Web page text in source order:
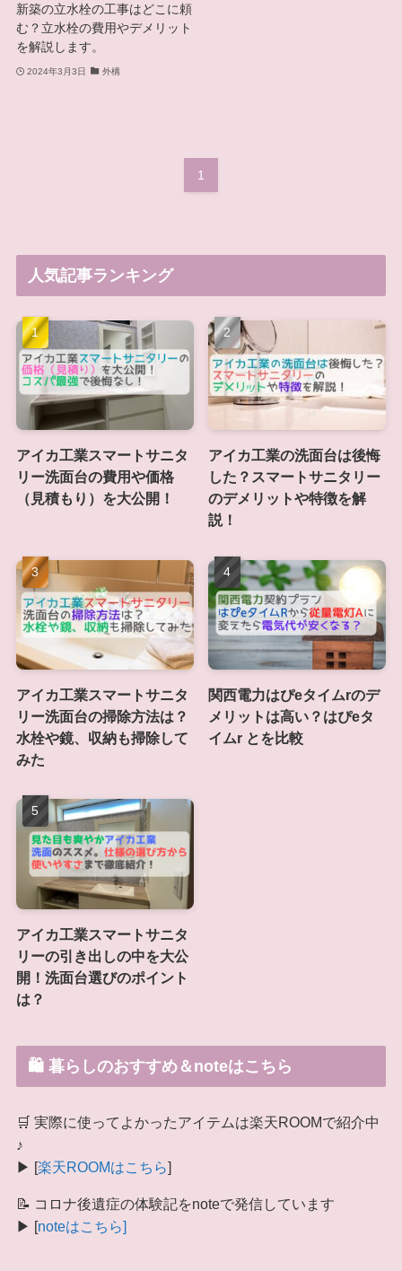
新築の立水栓の工事はどこに頼
む？立水栓の費用やデメリット
を解説します。
2024年3月3日 外構
1
人気記事ランキング
アイカ工業スマートサニタ
リー洗面台の費用や価格
（見積もり）を大公開！
アイカ工業の洗面台は後悔
した？スマートサニタリー
のデメリットや特徴を解
説！
アイカ工業スマートサニタ
リー洗面台の掃除方法は？
水栓や鏡、収納も掃除して
みた
関西電力はぴeタイムrのデ
メリットは高い？はぴeタ
イムr とを比較
アイカ工業スマートサニタ
リーの引き出しの中を大公
開！洗面台選びのポイント
は？
🛍 暮らしのおすすめ＆noteはこちら
🛒 実際に使ってよかったアイテムは楽天ROOMで紹介中
♪
▶ [楽天ROOMはこちら]
📝 コロナ後遺症の体験記をnoteで発信しています
▶ [noteはこちら]